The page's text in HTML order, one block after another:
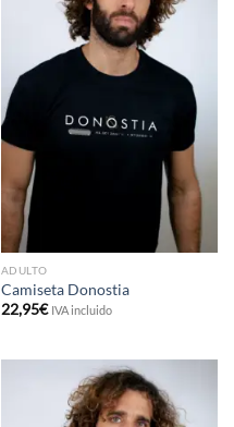
ADULTO
Camiseta Donostia
22,95€ IVA incluido